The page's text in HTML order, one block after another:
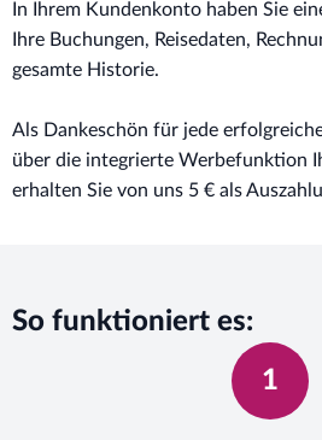
In Ihrem Kundenkonto haben Sie
Ihre Buchungen, Reisedaten,
gesamte Historie.
Als Dankeschön für jede
über die integrierte Werbefunktion
erhalten Sie von uns 5 € als
So funktioniert es:
1